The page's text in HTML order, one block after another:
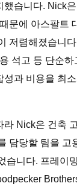
습니다. Nick
문에 아스팔트
저렴해졌습니
석고 등 단순
성과 비용을 최
라 Nick은 건축
담당할 팀을 고
습니다. 프레이